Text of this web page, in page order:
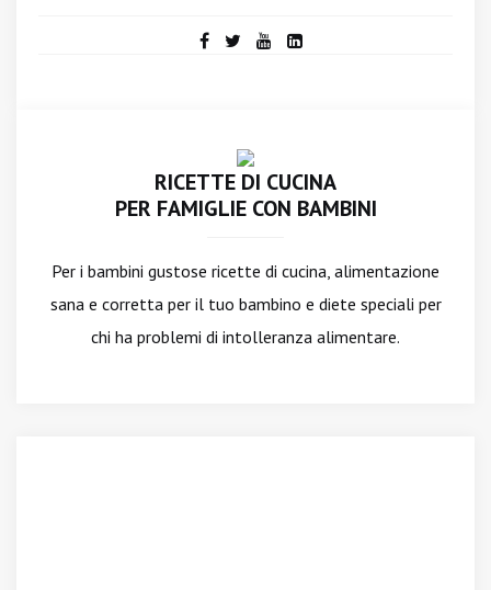
RICETTE DI CUCINA
PER FAMIGLIE CON BAMBINI
Per i bambini gustose ricette di cucina, alimentazione
sana e corretta per il tuo bambino e diete speciali per
chi ha problemi di intolleranza alimentare.